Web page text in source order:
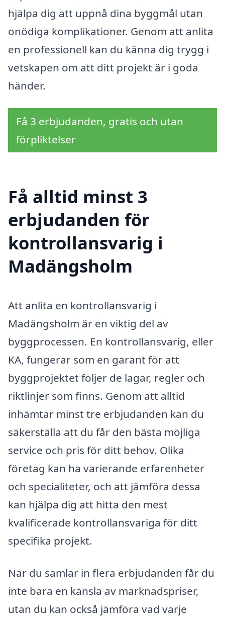
hjälpa dig att uppnå dina byggmål utan
onödiga komplikationer. Genom att anlita
en professionell kan du känna dig trygg i
vetskapen om att ditt projekt är i goda
händer.
Få 3 erbjudanden, gratis och utan
förpliktelser
Få alltid minst 3
erbjudanden för
kontrollansvarig i
Madängsholm
Att anlita en kontrollansvarig i
Madängsholm är en viktig del av
byggprocessen. En kontrollansvarig, eller
KA, fungerar som en garant för att
byggprojektet följer de lagar, regler och
riktlinjer som finns. Genom att alltid
inhämtar minst tre erbjudanden kan du
säkerställa att du får den bästa möjliga
service och pris för ditt behov. Olika
företag kan ha varierande erfarenheter
och specialiteter, och att jämföra dessa
kan hjälpa dig att hitta den mest
kvalificerade kontrollansvariga för ditt
specifika projekt.
När du samlar in flera erbjudanden får du
inte bara en känsla av marknadspriser,
utan du kan också jämföra vad varje